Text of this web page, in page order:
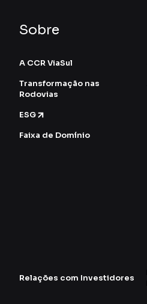
Sobre
A CCR ViaSul
Transformação nas
Rodovias
ESG
Faixa de Domínio
Relações com Investidores